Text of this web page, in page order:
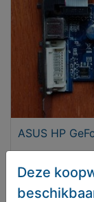
ASUS HP
€ 22,95
Deze